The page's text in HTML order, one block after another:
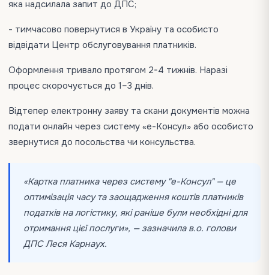
яка надсилала запит до ДПС;
- тимчасово повернутися в Україну та особисто
відвідати Центр обслуговування платників.
Оформлення тривало протягом 2-4 тижнів. Наразі
процес скорочується до 1–3 днів.
Відтепер електронну заяву та скани документів можна
подати онлайн через систему «е-Консул» або особисто
звернутися до посольства чи консульства.
«Картка платника через систему "е-Консул" — це
оптимізація часу та заощадження коштів платників
податків на логістику, які раніше були необхідні для
отримання цієї послуги», — зазначила в.о. голови
ДПС Леся Карнаух.